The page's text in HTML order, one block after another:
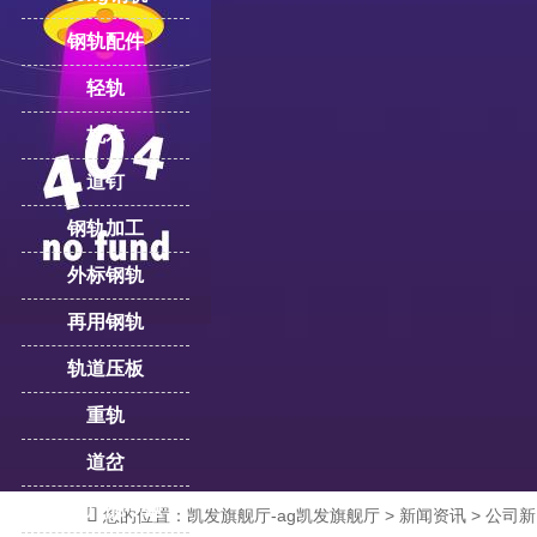
 您的位置： 凯发旗舰厅-ag凯发旗舰厅 > 新闻资讯 > 公司
钢轨配件
轻轨
枕木
道钉
钢轨加工
外标钢轨
再用钢轨
轨道压板
重轨
道岔
更多产品专题